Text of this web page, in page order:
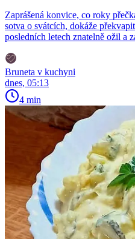
Zaprášená konvice, co roky
sotva o svátcích, dokáže
posledních letech znatelně ožil a
Bruneta v kuchyni
dnes, 05:13
4 min